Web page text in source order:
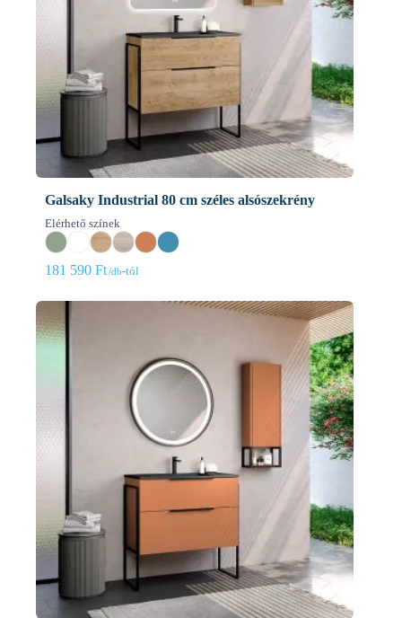
Galsaky Industrial 80 cm széles alsószekrény
Elérhető színek
181 590 Ft -tól